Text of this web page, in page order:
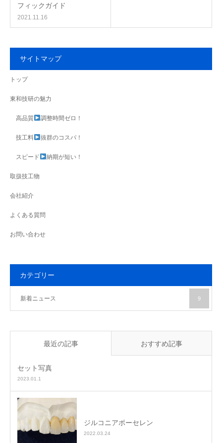
フィックガイド
2021.11.16
サイトマップ
トップ
東和技研の魅力
高品質 調整時間ゼロ！
技工料 抜群のコスパ！
スピード 納期が短い！
取扱技工物
会社紹介
よくある質問
お問い合わせ
カテゴリー
新着ニュース 9
最近の記事 おすすめ記事
セット写真
2023.01.1
ジルコニアポーセレン
2022.03.24